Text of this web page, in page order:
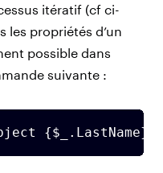
itératif (cf ci-
les propriétés d’un
possible dans
suivante :
{$_.LastName}